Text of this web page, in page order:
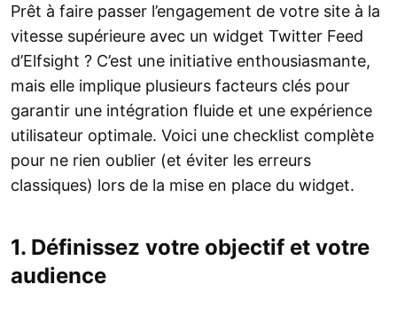
Prêt à faire passer l’engagement de votre site à la
vitesse supérieure avec un widget Twitter Feed
d’Elfsight ? C’est une initiative enthousiasmante,
mais elle implique plusieurs facteurs clés pour
garantir une intégration fluide et une expérience
utilisateur optimale. Voici une checklist complète
pour ne rien oublier (et éviter les erreurs
classiques) lors de la mise en place du widget.
1. Définissez votre objectif et votre
audience